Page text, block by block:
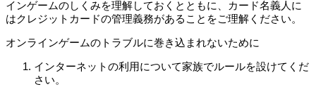
インゲームのしくみを理解しておくとともに、カード名義人に
はクレジットカードの管理義務があることをご理解ください。
オンラインゲームのトラブルに巻き込まれないために
インターネットの利用について家族でルールを設けてくだ
さい。